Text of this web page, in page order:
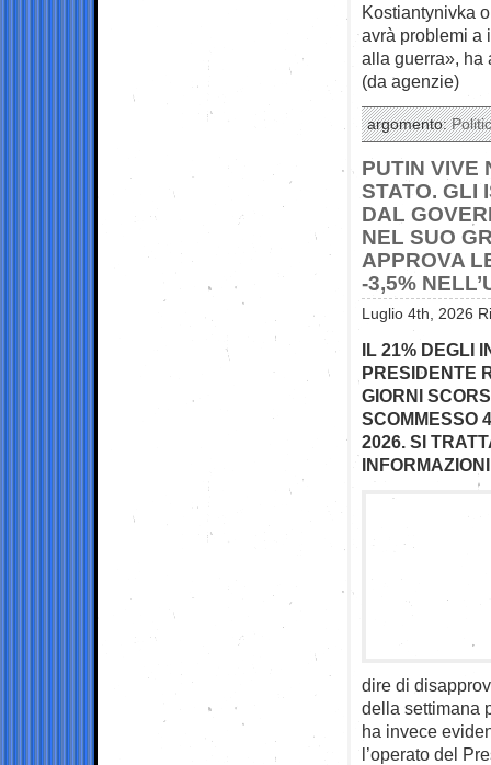
Kostiantynivka
avrà problemi a
alla guerra», ha
(da agenzie)
argomento:
PUTIN VIVE
STATO. GLI
DAL
NEL SUO
APPROVA
-3,5%
Luglio 4th, 2026
IL 21% DEGLI
PRESIDENTE
GIORNI
SCOMMESSO
2026. SI
dire di
della settimana
ha invece
l’operato del